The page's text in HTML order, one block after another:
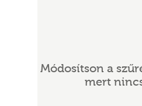
Módosítson a
mert